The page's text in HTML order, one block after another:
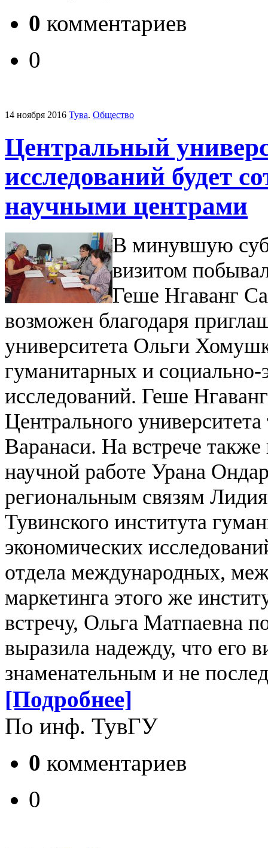
0 комментариев
0
14 ноября 2016 Тува. Общество
Центральный
исследований будет
научными центрами
В минувшую
визитом
Геше Нгаванг
возможен благодаря
университета Ольги
гуманитарных и социально-
исследований. Геше
Центрального
Варанаси. На встрече
научной работе Урана
региональным связям
Тувинского института
экономических
отдела международных,
маркетинга этого же
встречу, Ольга Матпаевна
выразила надежду, что его
знаменательным и не
[Подробнее]
По инф. ТувГУ
0 комментариев
0